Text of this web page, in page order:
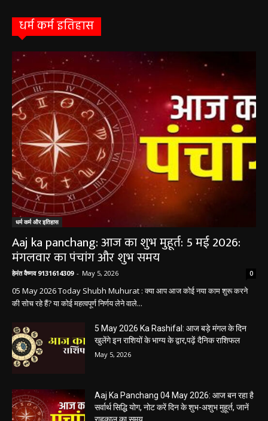
धर्म कर्म इतिहास
धर्म कर्म और इतिहास
Aaj ka panchang: आज का शुभ मुहूर्त: 5 मई 2026:
मंगलवार का पंचांग और शुभ समय
हेमंत वैष्णव 9131614309 - May 5, 2026
05 May 2026 Today Shubh Muhurat : क्या आप आज कोई नया काम शुरू करने
की सोच रहे हैं? या कोई महत्वपूर्ण निर्णय लेने वाले...
5 May 2026 Ka Rashifal: आज बड़े मंगल के दिन
खुलेंगे इन राशियों के भाग्य के द्वार,पढ़ें दैनिक राशिफल
Aaj Ka Panchang 04 May 2026: आज बन रहा है